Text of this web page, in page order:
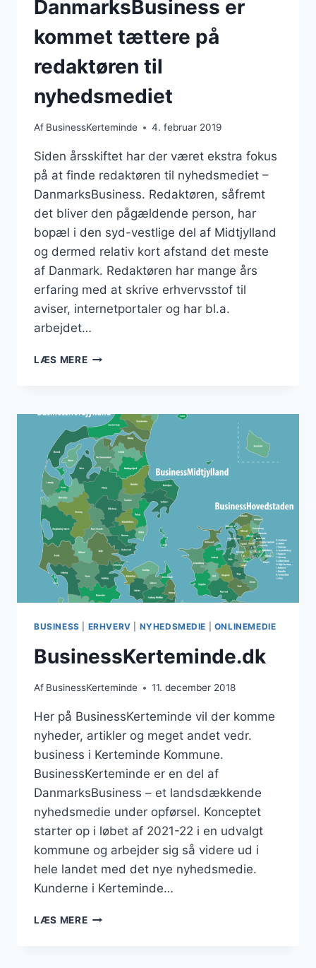
DanmarksBusiness er
kommet tættere på
redaktøren til
nyhedsmediet
Af BusinessKerteminde 4. februar 2019
Siden årsskiftet har der været ekstra fokus
på at finde redaktøren til nyhedsmediet –
DanmarksBusiness. Redaktøren, såfremt
det bliver den pågældende person, har
bopæl i den syd-vestlige del af Midtjylland
og dermed relativ kort afstand det meste
af Danmark. Redaktøren har mange års
erfaring med at skrive erhvervsstof til
aviser, internetportaler og har bl.a.
arbejdet…
LÆS MEREDANMARKSBUSINESS
PÅ
REDAKTØREN
TIL
NYHEDSMEDIET
BUSINESS ERHVERV NYHEDSMEDIE ONLINEMEDIE
BusinessKerteminde.dk
Af BusinessKerteminde 11. december 2018
Her på BusinessKerteminde vil der komme
nyheder, artikler og meget andet vedr.
business i Kerteminde Kommune.
BusinessKerteminde er en del af
DanmarksBusiness – et landsdækkende
nyhedsmedie under opførsel. Konceptet
starter op i løbet af 2021-22 i en udvalgt
kommune og arbejder sig så videre ud i
hele landet med det nye nyhedsmedie.
Kunderne i Kerteminde…
LÆS MEREBUSINESSKERTEMINDE.DK